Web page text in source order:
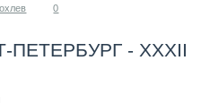
0
ПЕТЕРБУРГ - ХХХII